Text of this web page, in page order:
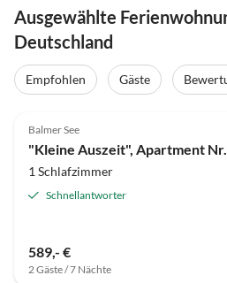
Ausgewählte
Deutschland
Empfohlen Gäste
Balmer See
1 Schlafzimmer
Schnellantworter
589,- €
2 Gäste / 7 Nächte